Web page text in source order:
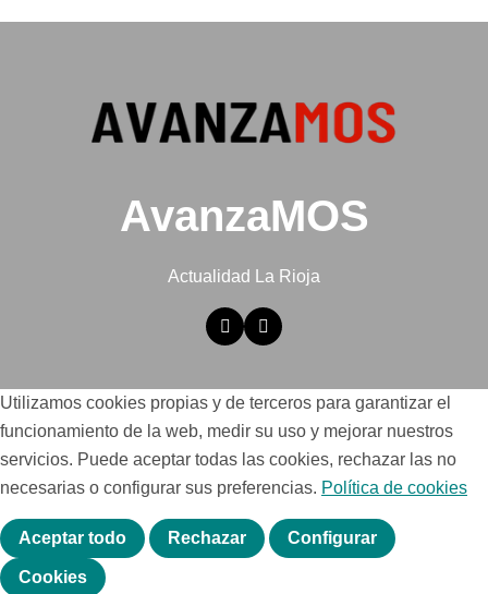
AvanzaMOS
Actualidad La Rioja
Utilizamos cookies propias y de terceros para garantizar el
funcionamiento de la web, medir su uso y mejorar nuestros
servicios. Puede aceptar todas las cookies, rechazar las no
necesarias o configurar sus preferencias. Política de cookies
Aceptar todo Rechazar Configurar
Cookies